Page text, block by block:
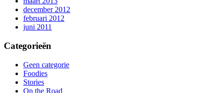
december 2012
februari 2012
juni 2011
Categorieën
Geen categorie
Foodies
Stories
On the Road